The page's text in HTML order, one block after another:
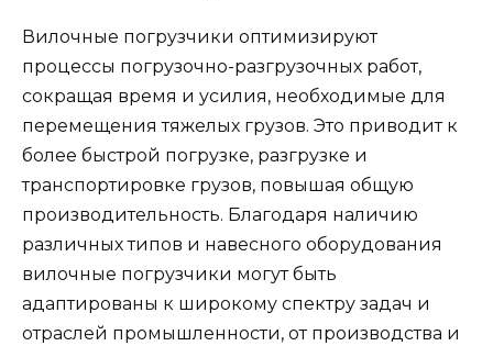
Вилочные погрузчики оптимизируют
процессы погрузочно-разгрузочных работ,
сокращая время и усилия, необходимые для
перемещения тяжелых грузов. Это приводит к
более быстрой погрузке, разгрузке и
транспортировке грузов, повышая общую
производительность. Благодаря наличию
различных типов и навесного оборудования
вилочные погрузчики могут быть
адаптированы к широкому спектру задач и
отраслей промышленности, от производства и